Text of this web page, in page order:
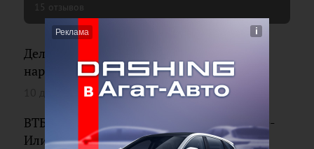
15 отзывов
Деловой центр закрыли в Иркутске из-за
нарушений пожарной безопасности
10 декабря 2019 5 отзывов
ВТБ открыл новый офис в Железногорске-
Илимском